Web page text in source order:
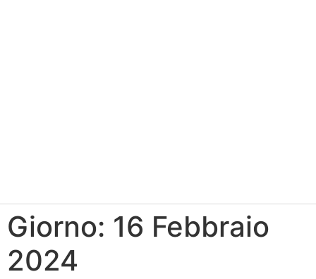
Giorno: 16 Febbraio
2024